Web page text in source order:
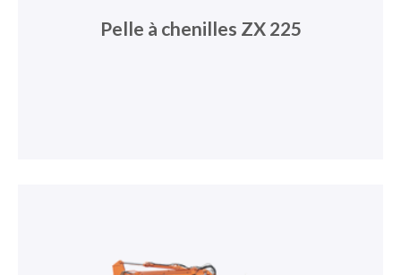
Pelle à chenilles ZX 225